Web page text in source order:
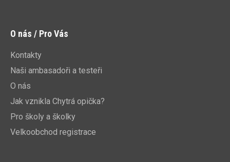
O nás / Pro Vás
Kontakty
Naši ambasadoři a testeři
O nás
Jak vznikla Chytrá opička?
Pro školy a školky
Velkoobchod registrace